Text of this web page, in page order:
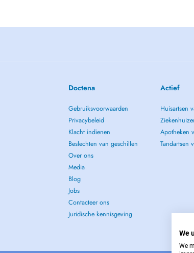
Doctena
Gebruiksvoorwaarden
Privacybeleid
Klacht indienen
Beslechten van geschillen
Over ons
Media
Blog
Jobs
Contacteer ons
Juridische kennisgeving
Actief
Huisartsen
Apotheken
Tandartsen
We
We